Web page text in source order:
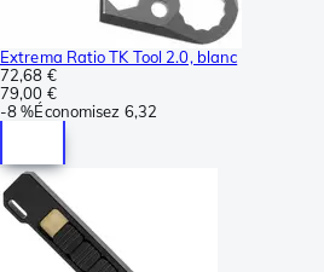
Extrema Ratio TK Tool 2.0, blanc
72,68 €
79,00 €
-8 %Économisez 6,32